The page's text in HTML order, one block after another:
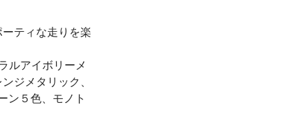
ティな走りを楽
ルアイボリーメ
ジメタリック、
ン５色、モノト